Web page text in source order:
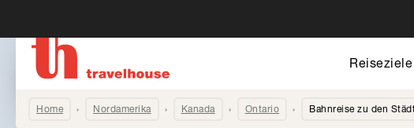
Reiseziele
Home Nordamerika Kanada Ontario Bahnreise zu den